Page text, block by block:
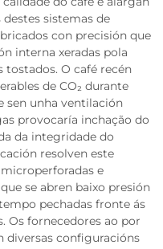
sistemas de
con precisión que
interna xeradas pola
tostados. O café recén
de CO₂ durante
sen unha ventilación
provocaría inchação do
da integridade do
resolven este
e
se abren baixo presión
pechadas fronte ás
Os fornecedores ao por
diversas configuracións